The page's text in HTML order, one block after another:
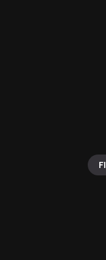
bases dès le